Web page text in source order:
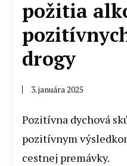
požitia
drogy
3. januára 2025
Pozitívna dychová
pozitívnym
cestnej premávky.